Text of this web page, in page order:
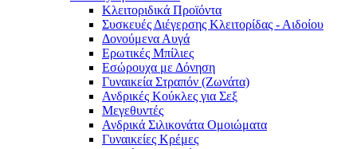
Κλειτοριδικά Προϊόντα
Συσκευές Διέγερσης Κλειτορίδας - Αιδοίου
Δονούμενα Αυγά
Ερωτικές Μπίλιες
Εσώρουχα με Δόνηση
Γυναικεία Στραπόν (Ζωνάτα)
Ανδρικές Κούκλες για Σεξ
Μεγεθυντές
Ανδρικά Σιλικονάτα Ομοιώματα
Γυναικείες Κρέμες